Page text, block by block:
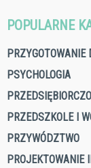
POPULARNE
PRZYGOTOWANIE
PSYCHOLOGIA
PRZEDSZKOLE I
PRZYWÓDZTWO
PROJEKTOWANIE